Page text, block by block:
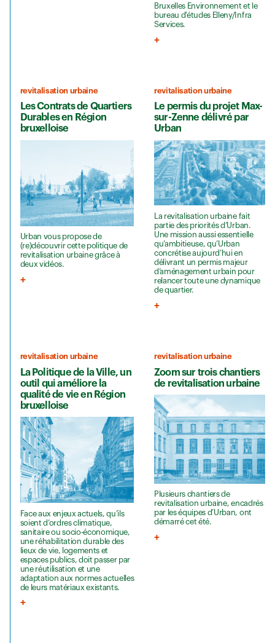
Bruxelles Environnement et le
bureau d'études Elleny/Infra
Services.
revitalisation urbaine
Les Contrats de Quartiers
Durables en Région
bruxelloise
Urban vous propose de
(re)découvrir cette politique de
revitalisation urbaine grâce à
deux vidéos.
revitalisation urbaine
Le permis du projet Max-
sur-Zenne délivré par
Urban
La revitalisation urbaine fait
partie des priorités d’Urban.
Une mission aussi essentielle
qu’ambitieuse, qu’Urban
concrétise aujourd’hui en
délivrant un permis majeur
d’aménagement urbain pour
relancer toute une dynamique
de quartier.
revitalisation urbaine
La Politique de la Ville, un
outil qui améliore la
qualité de vie en Région
bruxelloise
Face aux enjeux actuels, qu’ils
soient d’ordres climatique,
sanitaire ou socio-économique,
une réhabilitation durable des
lieux de vie, logements et
espaces publics, doit passer par
une réutilisation et une
adaptation aux normes actuelles
de leurs matériaux existants.
revitalisation urbaine
Zoom sur trois chantiers
de revitalisation urbaine
Plusieurs chantiers de
revitalisation urbaine, encadrés
par les équipes d’Urban, ont
démarré cet été.